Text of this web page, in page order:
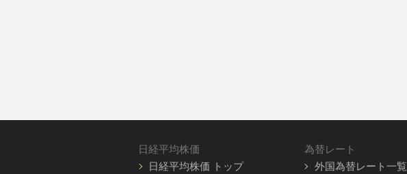
日経平均株価
日経平均株価 トップ
為替レート
外国為替レート一覧